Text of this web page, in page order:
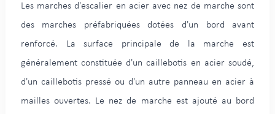
Les marches d'escalier en acier avec nez de marche sont
des marches préfabriquées dotées d'un bord avant
renforcé. La surface principale de la marche est
généralement constituée d'un caillebotis en acier soudé,
d'un caillebotis pressé ou d'un autre panneau en acier à
mailles ouvertes. Le nez de marche est ajouté au bord